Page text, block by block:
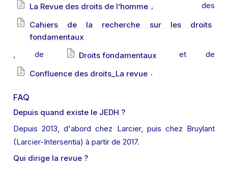
La Revue des droits de l’homme , des
Cahiers de la recherche sur les droits
fondamentaux
, de
Droits fondamentaux
et de
Confluence des droits_La revue .
FAQ
Depuis quand existe le JEDH ?
Depuis 2013, d'abord chez Larcier, puis chez Bruylant
(Larcier-Intersentia) à partir de 2017.
Qui dirige la revue ?